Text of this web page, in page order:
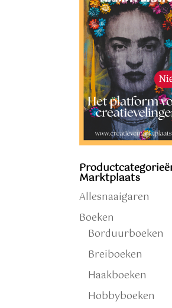
Marktplaats
Allesnaaigaren
Boeken
Borduurboeken
Breiboeken
Haakboeken
Hobbyboeken